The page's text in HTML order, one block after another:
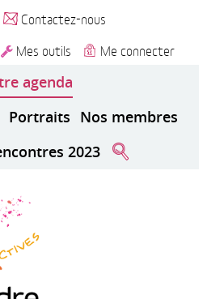
Contactez-nous
Mes outils Me connecter
agenda
Portraits Nos membres
2023